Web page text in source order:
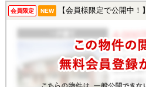
会員限定 NEW 【会員様限定で公開中！】